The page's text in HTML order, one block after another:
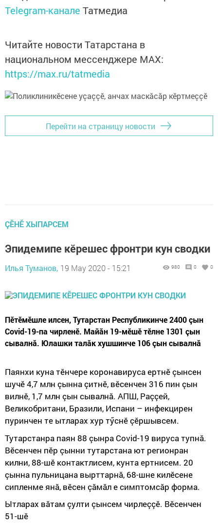
Telegram-канале Татмедиа
Читайте новости Татарстана в
национальном мессенджере MАХ:
https://max.ru/tatmedia
Перейти на страницу новости
ÇӖНӖ ХЫПАРСЕМ
Эпидемипе кӗрешес фронтри кун сводки
Илья Туманов, 19 May 2020 - 15:21 980 0 0
Пӗтӗмӗшле илсен, Тутарстан Республикинче 2400 çын
Сovid-19-па чирленӗ. Майăн 19-мӗшӗ тӗлне 1301 çын
сывалнă. Юлашки талăк хушшинче 106 çын сывалнă
Паянхи куна тӗнчере коронавируса ертнӗ çынсен
шучӗ 4,7 млн çынна çитнӗ, вӗсенчен 316 пин çын
вилнӗ, 1,7 млн çын сывалнă. АПШ, Раççей,
Великобритани, Бразили, Испани – инфекцирен
пуринчен те ытларах хур тӳснӗ çӗршывсем.
Тутарстанра паян 88 çынра Covid-19 вируса тупнă.
Вӗсенчен пӗр çынни тутарстана ют регионран
килни, 88-шӗ контактлисем, кунта ертнисем. 20
çынна пульницана вырттарнă, 68-шне килӗсене
сипленме янă, вӗсен çăмăл е симптомсăр форма.
Ытларах вăтам çулти çынсем чирлеççӗ. Вӗсенчен
51-шӗ